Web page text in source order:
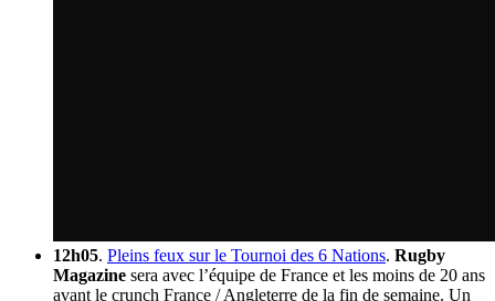
12h05. Pleins feux sur le Tournoi des 6 Nations. Rugby
Magazine sera avec l’équipe de France et les moins de 20 ans
avant le crunch France / Angleterre de la fin de semaine. Un